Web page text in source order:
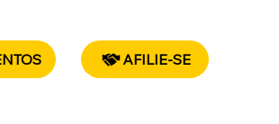
AFILIE-SE